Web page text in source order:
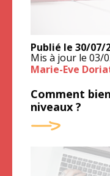
Publié le 30/07/
Mis à jour le 03/
Marie-Eve
Comment
niveaux ?